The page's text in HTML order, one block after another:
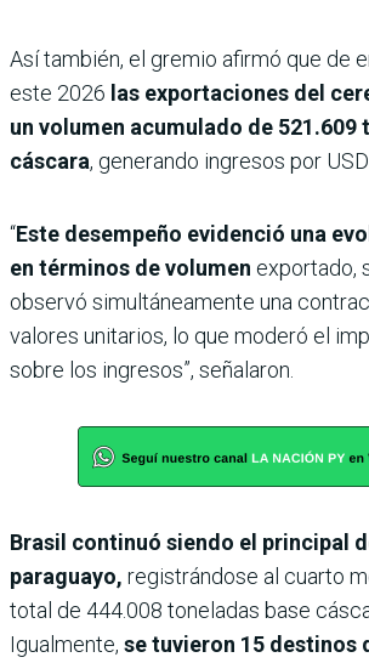
Así también, el gremio afirmó que de
este 2026 las exportaciones del
un volumen acumulado de 521.609
cáscara, generando ingresos por
“Este desempeño evidenció una
en términos de volumen exportado,
observó simultáneamente una
valores unitarios, lo que moderó el
sobre los ingresos”, señalaron.
Brasil continuó siendo el principal
paraguayo, registrándose al cuarto
total de 444.008 toneladas base
Igualmente, se tuvieron 15 destinos